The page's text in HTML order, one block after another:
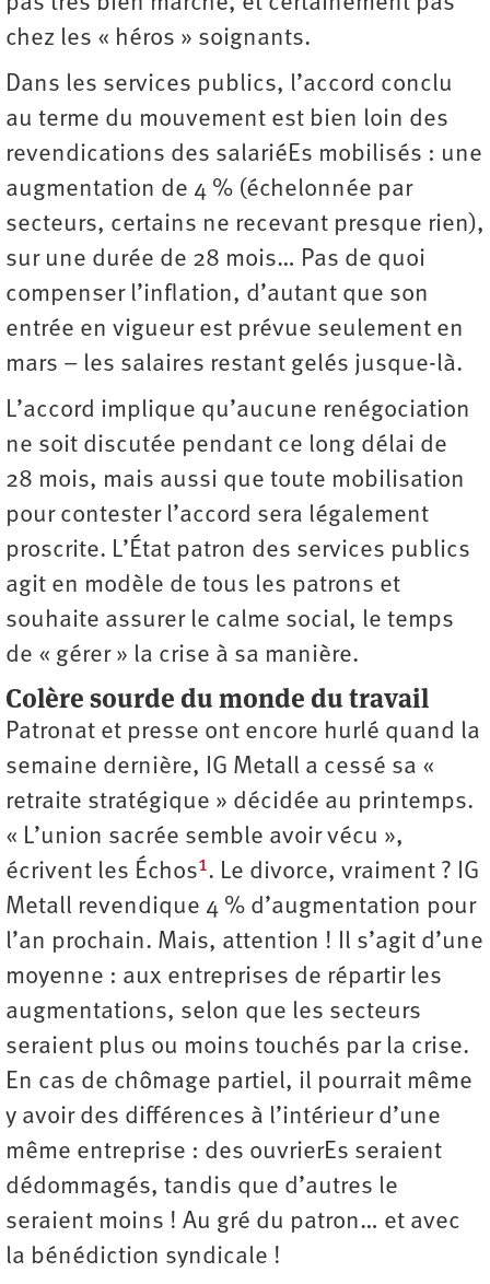
chez les « héros » soignants.
Dans les services publics, l’accord conclu
au terme du mouvement est bien loin des
revendications des salariéEs mobilisés : une
augmentation de 4 % (échelonnée par
secteurs, certains ne recevant presque rien),
sur une durée de 28 mois… Pas de quoi
compenser l’inflation, d’autant que son
entrée en vigueur est prévue seulement en
mars – les salaires restant gelés jusque-là.
L’accord implique qu’aucune renégociation
ne soit discutée pendant ce long délai de
28 mois, mais aussi que toute mobilisation
pour contester l’accord sera légalement
proscrite. L’État patron des services publics
agit en modèle de tous les patrons et
souhaite assurer le calme social, le temps
de « gérer » la crise à sa manière.
Colère sourde du monde du travail
Patronat et presse ont encore hurlé quand la
semaine dernière, IG Metall a cessé sa «
retraite stratégique » décidée au printemps.
« L’union sacrée semble avoir vécu »,
écrivent les Échos1. Le divorce, vraiment ? IG
Metall revendique 4 % d’augmentation pour
l’an prochain. Mais, attention ! Il s’agit d’une
moyenne : aux entreprises de répartir les
augmentations, selon que les secteurs
seraient plus ou moins touchés par la crise.
En cas de chômage partiel, il pourrait même
y avoir des différences à l’intérieur d’une
même entreprise : des ouvrierEs seraient
dédommagés, tandis que d’autres le
seraient moins ! Au gré du patron… et avec
la bénédiction syndicale !